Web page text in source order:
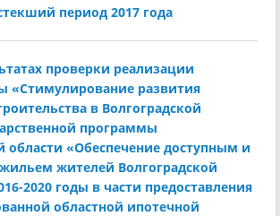
период 2017 года
проверки реализации
«Стимулирование развития
в Волгоградской
программы
области «Обеспечение доступным и
жителей Волгоградской
2020 годы в части предоставления
областной ипотечной